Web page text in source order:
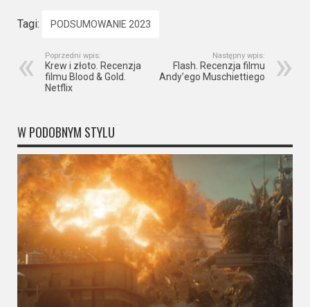
Tagi: PODSUMOWANIE 2023
Poprzedni wpis:
Krew i złoto. Recenzja
filmu Blood & Gold.
Netflix
Następny wpis:
Flash. Recenzja filmu
Andy’ego Muschiettiego
W PODOBNYM STYLU